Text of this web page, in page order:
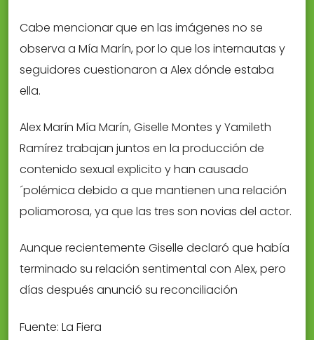
Cabe mencionar que en las imágenes no se
observa a Mía Marín, por lo que los internautas y
seguidores cuestionaron a Alex dónde estaba
ella.
Alex Marín Mía Marín, Giselle Montes y Yamileth
Ramírez trabajan juntos en la producción de
contenido sexual explicito y han causado
´polémica debido a que mantienen una relación
poliamorosa, ya que las tres son novias del actor.
Aunque recientemente Giselle declaró que había
terminado su relación sentimental con Alex, pero
días después anunció su reconciliación
Fuente: La Fiera